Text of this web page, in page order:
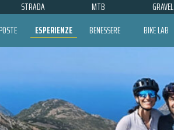
STRADA MTB GRAVEL
ESPERIENZE BENESSERE BIKE LAB